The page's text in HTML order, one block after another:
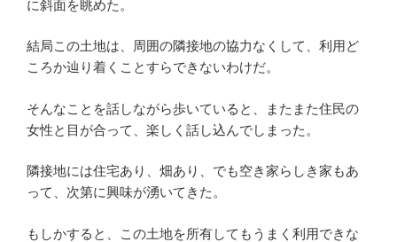
に斜面を眺めた。
結局この土地は、周囲の隣接地の協力なくして、利用ど
ころか辿り着くことすらできないわけだ。
そんなことを話しながら歩いていると、またまた住民の
女性と目が合って、楽しく話し込んでしまった。
隣接地には住宅あり、畑あり、でも空き家らしき家もあ
って、次第に興味が湧いてきた。
もしかすると、この土地を所有してもうまく利用できな